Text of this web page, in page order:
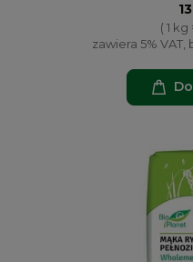
( 1 kg
zawiera 5%